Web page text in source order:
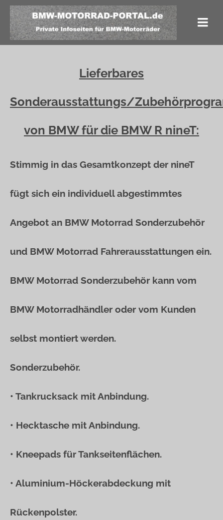
Lieferbares
Sonderausstattungs/
von BMW für die BMW R nineT:
Stimmig in das Gesamtkonzept der nineT
fügt sich ein individuell abgestimmtes
Angebot an BMW Motorrad Sonderzubehör
und BMW Motorrad Fahrerausstattungen ein.
BMW Motorrad Sonderzubehör kann vom
BMW Motorradhändler oder vom Kunden
selbst montiert werden.
Sonderzubehör.
• Tankrucksack mit Anbindung.
• Hecktasche mit Anbindung.
• Kneepads für Tankseitenflächen.
• Aluminium-Höckerabdeckung mit
Rückenpolster.